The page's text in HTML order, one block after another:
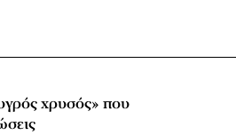
χρυσός» που